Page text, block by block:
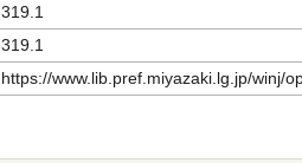
319.1
319.1
https://www.lib.pref.miyazaki.lg.jp/winj/